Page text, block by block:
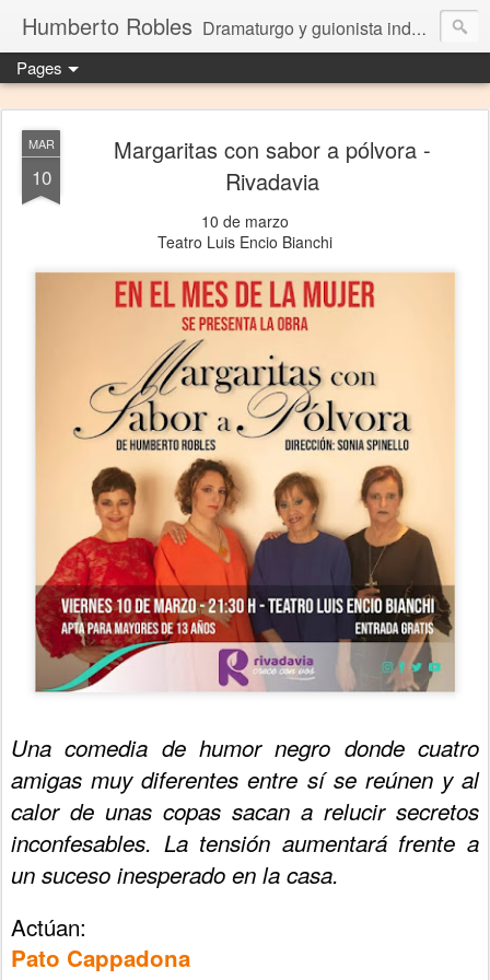
Humberto Robles Dramaturgo y guionista independiente
Pages
MAR
10
Margaritas con sabor a pólvora -
Rivadavia
10 de marzo
Teatro Luis Encio Bianchi
Una comedia de humor negro donde cuatro
amigas muy diferentes entre sí se reúnen y al
calor de unas copas sacan a relucir secretos
inconfesables. La tensión aumentará frente a
un suceso inesperado en la casa.
Actúan:
Pato Cappadona